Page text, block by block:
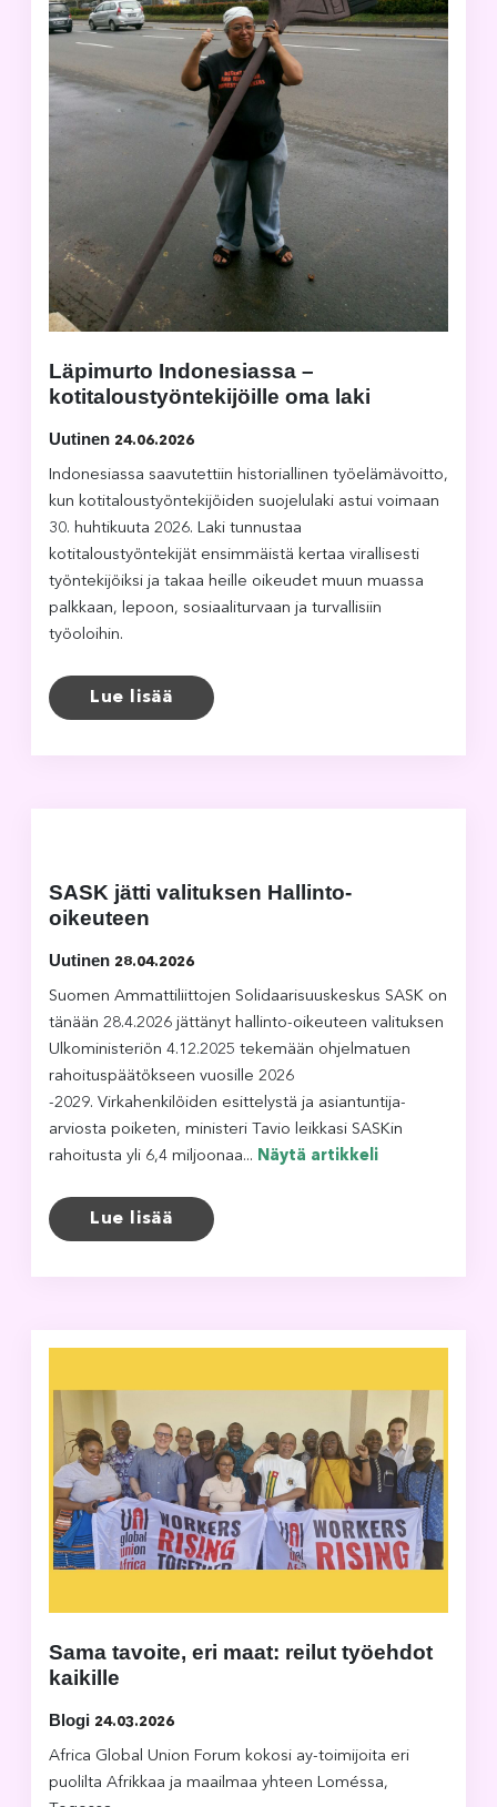
Läpimurto Indonesiassa –
kotitaloustyöntekijöille oma laki
Uutinen 24.06.2026
Indonesiassa saavutettiin historiallinen työelämävoitto,
kun kotitaloustyöntekijöiden suojelulaki astui voimaan
30. huhtikuuta 2026. Laki tunnustaa
kotitaloustyöntekijät ensimmäistä kertaa virallisesti
työntekijöiksi ja takaa heille oikeudet muun muassa
palkkaan, lepoon, sosiaaliturvaan ja turvallisiin
työoloihin.
Lue lisää
SASK jätti valituksen Hallinto-
oikeuteen
Uutinen 28.04.2026
Suomen Ammattiliittojen Solidaarisuuskeskus SASK on
tänään 28.4.2026 jättänyt hallinto-oikeuteen valituksen
Ulkoministeriön 4.12.2025 tekemään ohjelmatuen
rahoituspäätökseen vuosille 2026
-2029. Virkahenkilöiden esittelystä ja asiantuntija-
arviosta poiketen, ministeri Tavio leikkasi SASKin
rahoitusta yli 6,4 miljoonaa... Näytä artikkeli
Lue lisää
Sama tavoite, eri maat: reilut työehdot
kaikille
Blogi 24.03.2026
Africa Global Union Forum kokosi ay-toimijoita eri
puolilta Afrikkaa ja maailmaa yhteen Loméssa,